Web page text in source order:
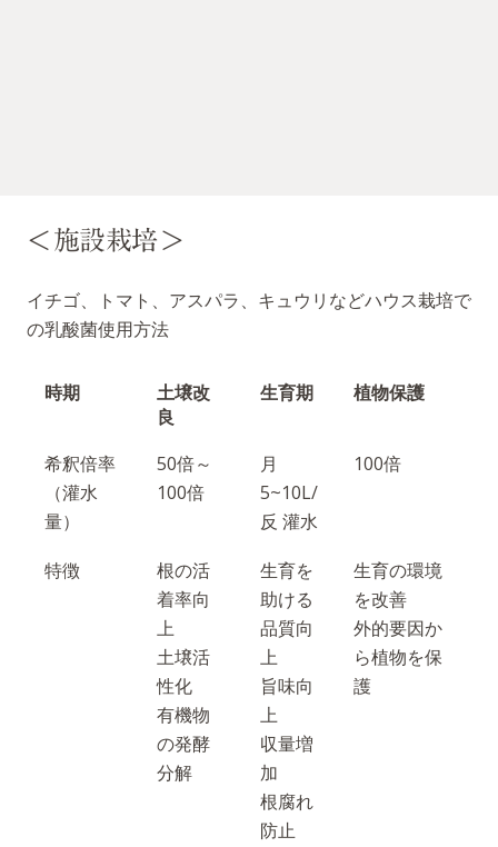
＜施設栽培＞
イチゴ、トマト、アスパラ、キュウリなどハウス栽培で
の乳酸菌使用方法
時期
土壌改
良
生育期 植物保護
希釈倍率
（灌水
量）
50倍～
100倍
月
5~10L/
反 灌水
100倍
特徴
根の活
着率向
上
土壌活
性化
有機物
の発酵
分解
生育を
助ける
品質向
上
旨味向
上
収量増
加
根腐れ
防止
生育の環境
を改善
外的要因か
ら植物を保
護